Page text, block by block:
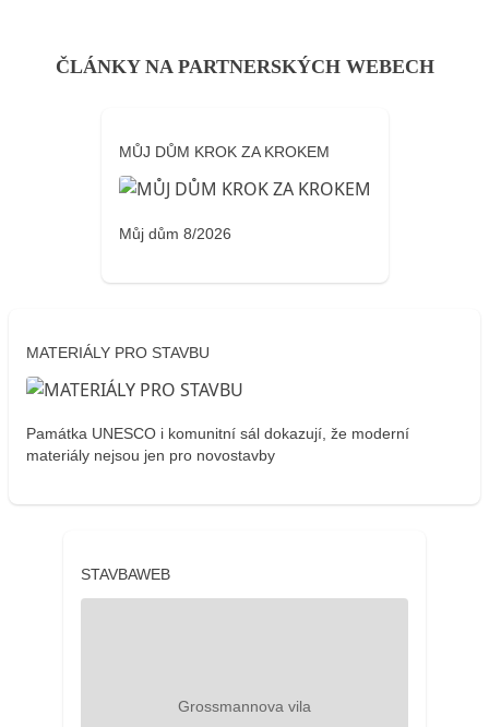
ČLÁNKY NA PARTNERSKÝCH WEBECH
MŮJ DŮM KROK ZA KROKEM
Můj dům 8/2026
MATERIÁLY PRO STAVBU
Památka UNESCO i komunitní sál dokazují, že moderní
materiály nejsou jen pro novostavby
STAVBAWEB